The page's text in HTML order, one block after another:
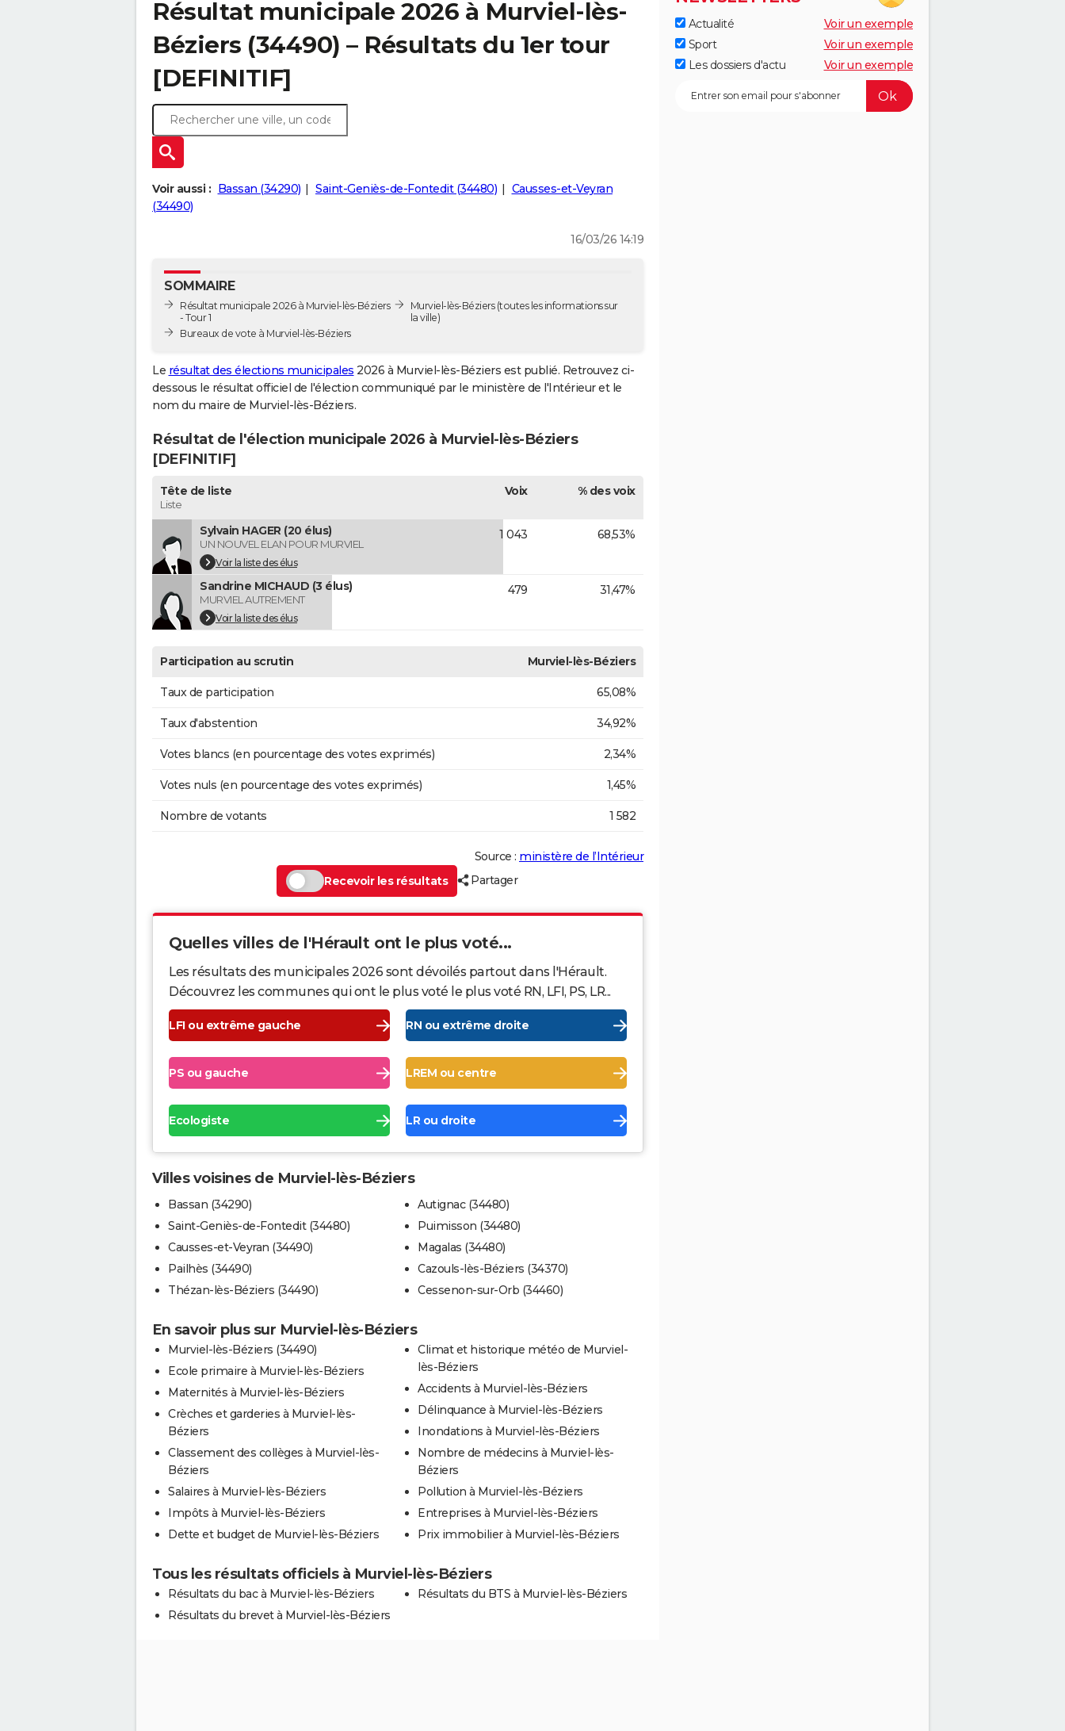
Résultat municipale 2026 à Murviel-lès-
Béziers (34490) – Résultats du 1er tour
[DEFINITIF]
Voir aussi : Bassan (34290) Saint-Geniès-de-Fontedit (34480)
Causses-et-Veyran
(34490)
16/03/26 14:19
SOMMAIRE
Résultat municipale 2026 à Murviel-lès-Béziers
- Tour 1
Bureaux de vote à Murviel-lès-Béziers
Murviel-lès-Béziers(toutes les informations sur
la ville)
Le résultat des élections municipales 2026 à Murviel-lès-Béziers est publié. Retrouvez ci-
dessous le résultat officiel de l'élection communiqué par le ministère de l'Intérieur et le
nom du maire de Murviel-lès-Béziers.
Résultat de l'élection municipale 2026 à Murviel-lès-Béziers
[DEFINITIF]
Tête de liste
Liste
Voix % des voix
Sylvain HAGER (20 élus)
UN NOUVEL ELAN POUR MURVIEL
Voir la liste des élus
1 043 68,53%
Sandrine MICHAUD (3 élus)
MURVIEL AUTREMENT
Voir la liste des élus
479 31,47%
Participation au scrutin Murviel-lès-Béziers
Taux de participation 65,08%
Taux d'abstention 34,92%
Votes blancs (en pourcentage des votes exprimés) 2,34%
Votes nuls (en pourcentage des votes exprimés) 1,45%
Nombre de votants 1 582
Source : ministère de l’Intérieur
Recevoir les résultats
Partager
Quelles villes de l'Hérault ont le plus voté...
Les résultats des municipales 2026 sont dévoilés partout dans l'Hérault.
Découvrez les communes qui ont le plus voté le plus voté RN, LFI, PS, LR...
LFI ou extrême gauche RN ou extrême droite
PS ou gauche LREM ou centre
Ecologiste LR ou droite
Villes voisines de Murviel-lès-Béziers
Bassan (34290)
Saint-Geniès-de-Fontedit (34480)
Causses-et-Veyran (34490)
Pailhès (34490)
Thézan-lès-Béziers (34490)
Autignac (34480)
Puimisson (34480)
Magalas (34480)
Cazouls-lès-Béziers (34370)
Cessenon-sur-Orb (34460)
En savoir plus sur Murviel-lès-Béziers
Murviel-lès-Béziers (34490)
Ecole primaire à Murviel-lès-Béziers
Maternités à Murviel-lès-Béziers
Crèches et garderies à Murviel-lès-
Béziers
Classement des collèges à Murviel-lès-
Béziers
Salaires à Murviel-lès-Béziers
Impôts à Murviel-lès-Béziers
Dette et budget de Murviel-lès-Béziers
Climat et historique météo de Murviel-
lès-Béziers
Accidents à Murviel-lès-Béziers
Délinquance à Murviel-lès-Béziers
Inondations à Murviel-lès-Béziers
Nombre de médecins à Murviel-lès-
Béziers
Pollution à Murviel-lès-Béziers
Entreprises à Murviel-lès-Béziers
Prix immobilier à Murviel-lès-Béziers
Tous les résultats officiels à Murviel-lès-Béziers
Résultats du bac à Murviel-lès-Béziers
Résultats du brevet à Murviel-lès-Béziers
Résultats du BTS à Murviel-lès-Béziers
Actualité
Voir un exemple
Sport
Voir un exemple
Les dossiers d'actu
Voir un exemple